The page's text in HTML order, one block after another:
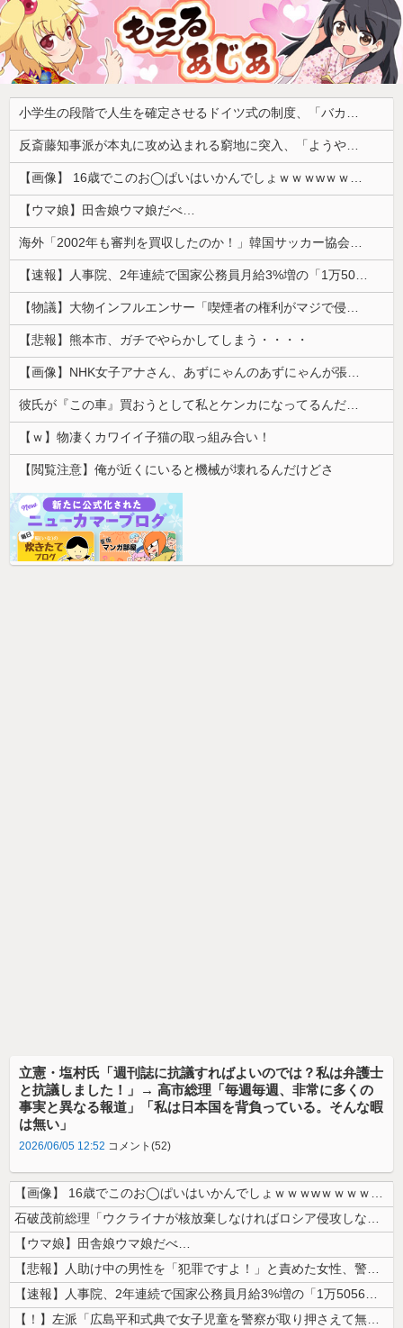
小学生の段階で人生を確定させるドイツ式の制度、「バカを振い落せるから合理的だ」と自惚れていた結果……
反斎藤知事派が本丸に攻め込まれる窮地に突入、「ようやく反撃のターンやね」と手際の良さに感心する人が続出中
【画像】 16歳でこのお◯ぱいはいかんでしょｗｗｗwｗｗｗｗｗｗｗｗ❤
【ウマ娘】田舎娘ウマ娘だべ…
海外「2002年も審判を買収したのか！」韓国サッカー協会による国際試合の審判買収が発覚し大騒ぎ！【海外の反応】
【速報】人事院、2年連続で国家公務員月給3%増の「1万5056円」引き上げ勧告 2年で6%超え
【物議】大物インフルエンサー「喫煙者の権利がマジで侵害されてる。いくら税金払ってるんだ」
【悲報】熊本市、ガチでやらかしてしまう・・・・
【画像】NHK女子アナさん、あずにゃんのあずにゃんが張ってしまう
彼氏が『この車』買おうとして私とケンカになってるんだけどｗｗｗｗｗｗ
【ｗ】物凄くカワイイ子猫の取っ組み合い！
【閲覧注意】俺が近くにいると機械が壊れるんだけどさ
立憲・塩村氏「週刊誌に抗議すればよいのでは？私は弁護士
と抗議しました！」→ 高市総理「毎週毎週、非常に多くの
事実と異なる報道」「私は日本国を背負っている。そんな暇
は無い」
2026/06/05 12:52 コメント(52)
【画像】 16歳でこのお◯ぱいはいかんでしょｗｗｗwｗｗｗｗｗｗｗｗ❤
石破茂前総理「ウクライナが核放棄しなければロシア侵攻しなかった」！
【ウマ娘】田舎娘ウマ娘だべ…
【悲報】人助け中の男性を「犯罪ですよ！」と責めた女性、警察が来た瞬間逃...
【速報】人事院、2年連続で国家公務員月給3%増の「1万5056円」引き...
【！】左派「広島平和式典で女子児童を警察が取り押さえて無理矢理、排除し...